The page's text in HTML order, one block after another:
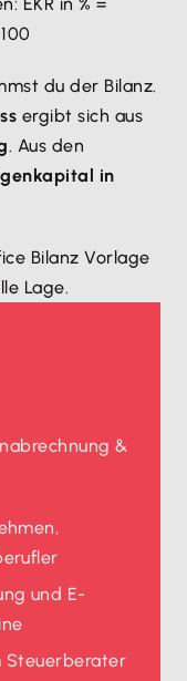
du der Bilanz.
ergibt sich aus
. Aus den
in
Bilanz Vorlage
Lage.
&
und E-
Steuerberater